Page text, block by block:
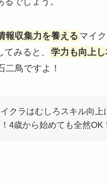
報収集力を養えるマイ
みると、 学力も向上
二鳥ですよ！
クラはむしろスキル向上
4歳から始めても全然OK